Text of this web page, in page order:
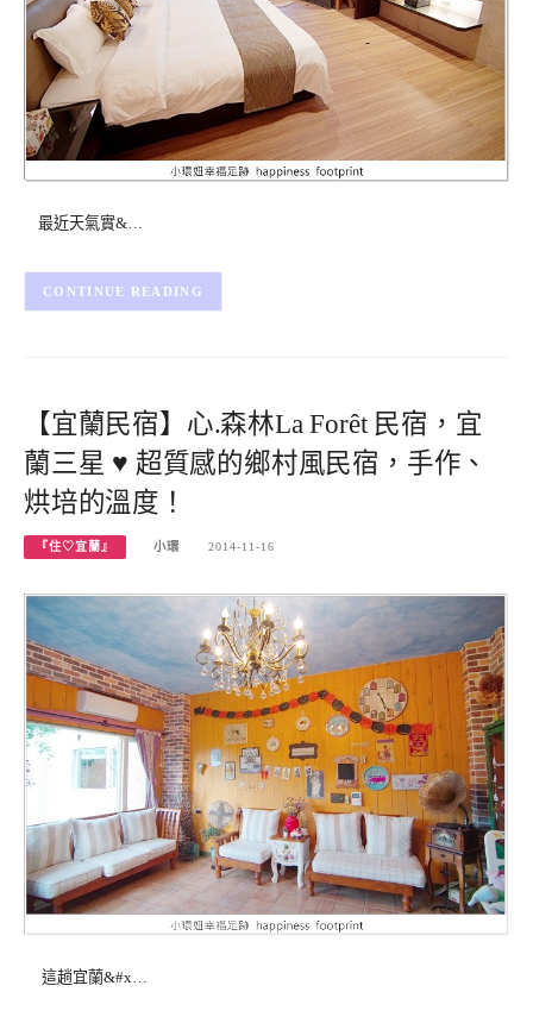
最近天氣實&…
CONTINUE READING
【宜蘭民宿】心.森林La Forêt 民宿，宜
蘭三星 ♥ 超質感的鄉村風民宿，手作、
烘培的溫度！
『住♡宜蘭』 小環 2014-11-16
這趟宜蘭&#x…